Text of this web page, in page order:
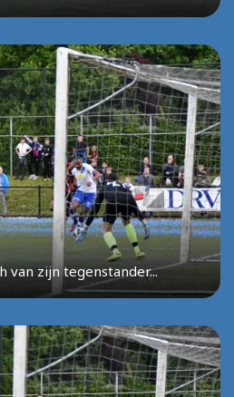
van zijn tegenstander...